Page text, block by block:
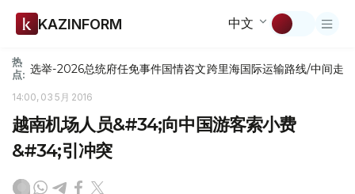
KAZINFORM 中文
热
点: 选举-2026总统府任免事件国情咨文跨里海国际运输路线/中间走廊
14:00, 03 5月 2016
越南机场人员&#34;向中国游客索小费
&#34;引冲突